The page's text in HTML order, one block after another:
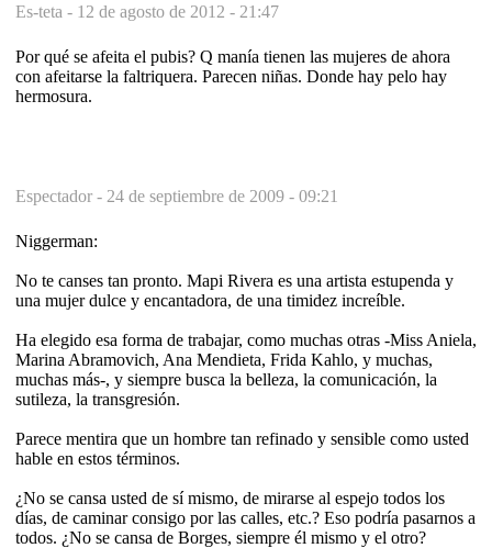
Es-teta - 12 de agosto de 2012 - 21:47
Por qué se afeita el pubis? Q manía tienen las mujeres de ahora
con afeitarse la faltriquera. Parecen niñas. Donde hay pelo hay
hermosura.
Espectador - 24 de septiembre de 2009 - 09:21
Niggerman:
No te canses tan pronto. Mapi Rivera es una artista estupenda y
una mujer dulce y encantadora, de una timidez increíble.
Ha elegido esa forma de trabajar, como muchas otras -Miss Aniela,
Marina Abramovich, Ana Mendieta, Frida Kahlo, y muchas,
muchas más-, y siempre busca la belleza, la comunicación, la
sutileza, la transgresión.
Parece mentira que un hombre tan refinado y sensible como usted
hable en estos términos.
¿No se cansa usted de sí mismo, de mirarse al espejo todos los
días, de caminar consigo por las calles, etc.? Eso podría pasarnos a
todos. ¿No se cansa de Borges, siempre él mismo y el otro?